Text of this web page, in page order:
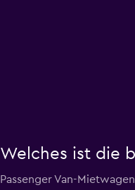
Welches ist die
Passenger Van-